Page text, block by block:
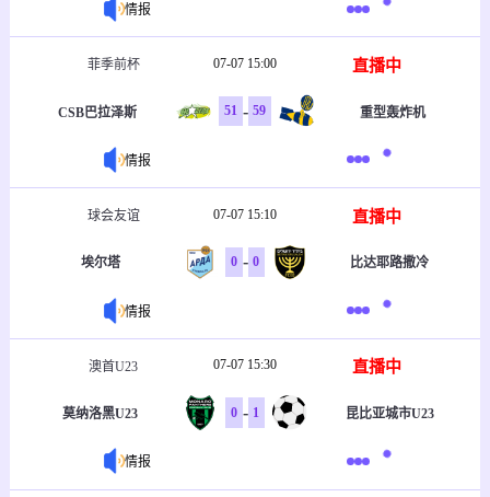
情报
菲季前杯 07-07 15:00 直播中
CSB巴拉泽斯 51 - 59 重型轰炸机
情报
球会友谊 07-07 15:10 直播中
埃尔塔 0 - 0 比达耶路撒冷
情报
澳首U23 07-07 15:30 直播中
莫纳洛黑U23 0 - 1 昆比亚城市U23
情报